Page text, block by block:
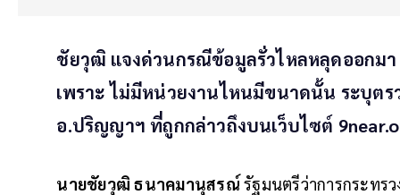
ชัยวุฒิ แจงด่วนกรณีข้อมูลรั่วไหลหลุดออกมา
เพราะ ไม่มีหน่วยงานไหนมีขนาดนั้น ระบุต
อ.ปริญญาฯ ที่ถูกกล่าวถึงบนเว็บไซต์
นายชัยวุฒิ ธนาคมานุสรณ์ รัฐมนตรีว่าการกระทร